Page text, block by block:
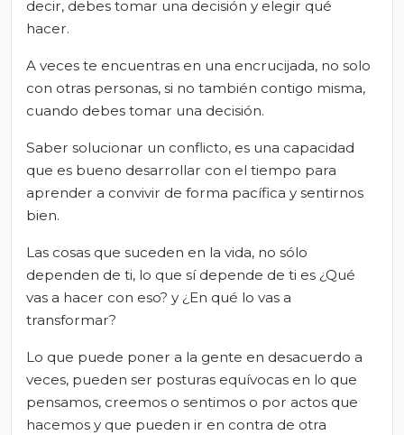
decir, debes tomar una decisión y elegir qué
hacer.
A veces te encuentras en una encrucijada, no solo
con otras personas, si no también contigo misma,
cuando debes tomar una decisión.
Saber solucionar un conflicto, es una capacidad
que es bueno desarrollar con el tiempo para
aprender a convivir de forma pacífica y sentirnos
bien.
Las cosas que suceden en la vida, no sólo
dependen de ti, lo que sí depende de ti es ¿Qué
vas a hacer con eso? y ¿En qué lo vas a
transformar?
Lo que puede poner a la gente en desacuerdo a
veces, pueden ser posturas equívocas en lo que
pensamos, creemos o sentimos o por actos que
hacemos y que pueden ir en contra de otra